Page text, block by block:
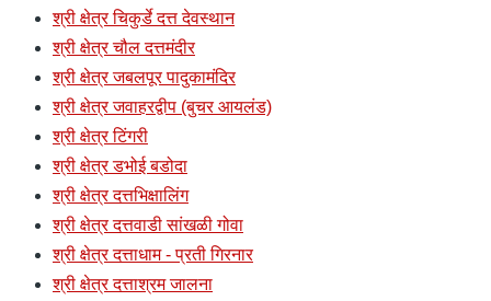
श्री क्षेत्र चिकुर्डे दत्त देवस्थान
श्री क्षेत्र चौल दत्तमंदीर
श्री क्षेत्र जबलपूर पादुकामंदिर
श्री क्षेत्र जवाहरद्वीप (बुचर आयलंड)
श्री क्षेत्र टिंगरी
श्री क्षेत्र डभोई बडोदा
श्री क्षेत्र दत्तभिक्षालिंग
श्री क्षेत्र दत्तवाडी सांखळी गोवा
श्री क्षेत्र दत्ताधाम - प्रती गिरनार
श्री क्षेत्र दत्ताश्रम जालना